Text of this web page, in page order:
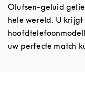
Olufsen-geluid
hele wereld. U krijgt
uw perfecte match